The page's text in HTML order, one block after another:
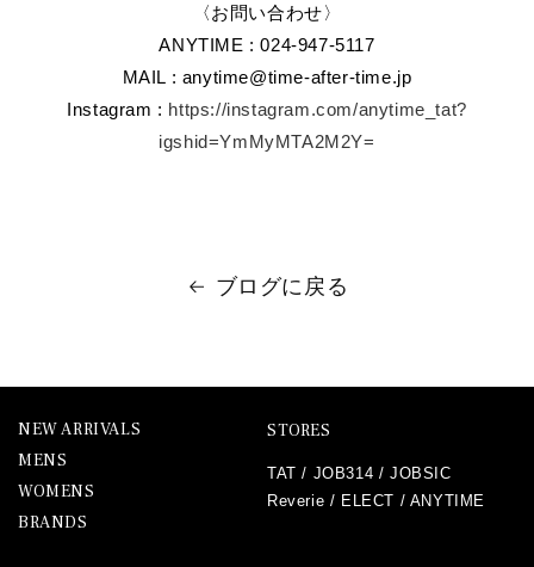
〈お問い合わせ〉
ANYTIME : 024-947-5117
MAIL : anytime@time-after-time.jp
Instagram : https://instagram.com/anytime_tat?
igshid=YmMyMTA2M2Y=
ブログに戻る
NEW ARRIVALS
MENS
WOMENS
BRANDS
STORES
TAT / JOB314 /JOBSIC
Reverie / ELECT / ANYTIME